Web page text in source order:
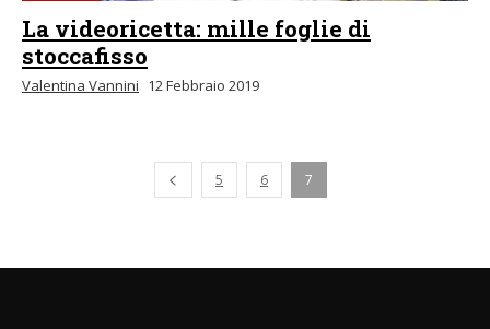
La videoricetta: mille foglie di
stoccafisso
Valentina Vannini 12 Febbraio 2019
Pagina precedente
5 6 7